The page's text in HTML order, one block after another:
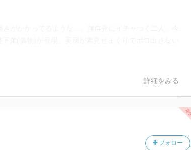
詳細をみる
フォロー